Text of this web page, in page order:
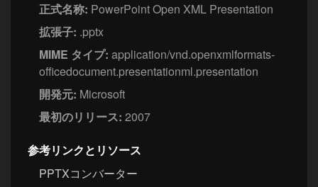
正式名称: PowerPoint Open XML Presentation
拡張子: .pptx
MIME タイプ: application/vnd.openxmlformats-
officedocument.presentationml.presentation
開発元: Microsoft
最初のリリース: 2007
参考リンクとリソース
PPTXコンバーター